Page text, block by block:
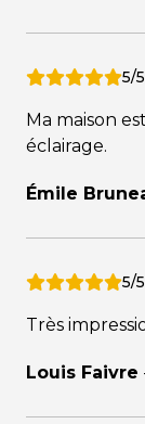
5/5
Ma maison
éclairage.
Émile
5/5
Très
Louis Faivre